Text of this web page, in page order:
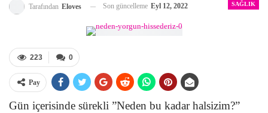
SAĞLIK
Tarafından Eloves Son güncelleme Eyl 12, 2022
0
223
Pay
Gün içerisinde sürekli ”Neden bu kadar halsizim?”